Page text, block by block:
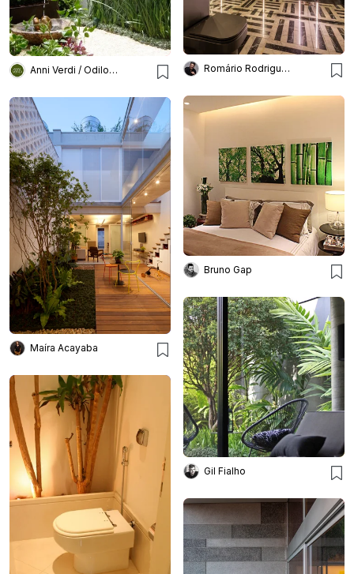
Romário Rodrigues Arquitetos
Anni Verdi / Odilon Claro
Bruno Gap
Maíra Acayaba
Gil Fialho